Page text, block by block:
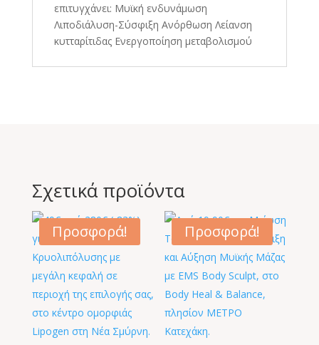
επιτυγχάνει: Μυϊκή ενδυνάμωση
Λιποδιάλυση-Σύσφιξη Ανόρθωση Λείανση
κυτταρίτιδας Ενεργοποίηση μεταβολισμού
Σχετικά προϊόντα
Προσφορά! Προσφορά!